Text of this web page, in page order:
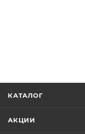
КАТАЛОГ
АКЦИИ